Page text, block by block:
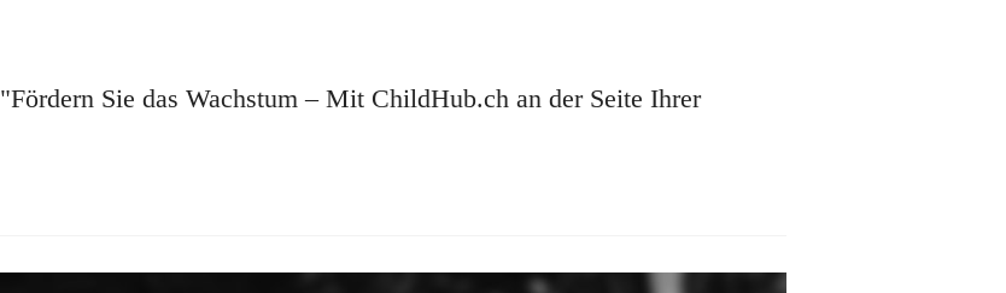
"Fördern Sie das Wachstum – Mit ChildHub.ch an der Seite Ihrer